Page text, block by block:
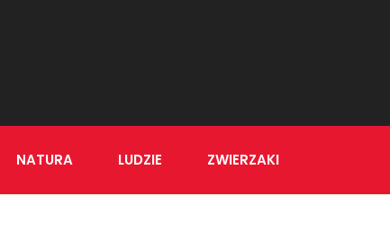
NATURA LUDZIE ZWIERZAKI